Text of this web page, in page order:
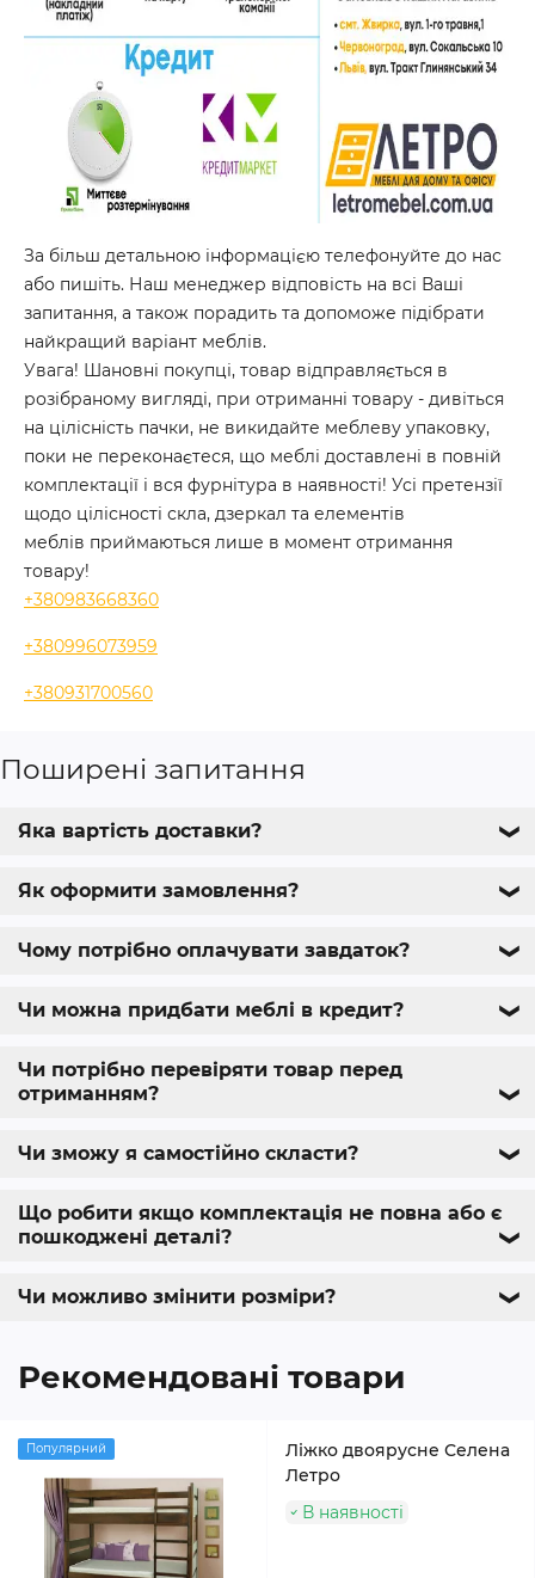
За більш детальною інформацією телефонуйте до нас
або пишіть. Наш менеджер відповість на всі Ваші
запитання, а також порадить та допоможе підібрати
найкращий варіант меблів.
Увага! Шановні покупці, товар відправляється в
розібраному вигляді, при отриманні товару - дивіться
на цілісність пачки, не викидайте меблеву упаковку,
поки не переконаєтеся, що меблі доставлені в повній
комплектації і вся фурнітура в наявності! Усі претензії
щодо цілісності скла, дзеркал та елементів
меблів приймаються лише в момент отримання
товару!
+380983668360
+380996073959
+380931700560
Поширені запитання
Яка вартість доставки? ❯
Як оформити замовлення? ❯
Чому потрібно оплачувати завдаток? ❯
Чи можна придбати меблі в кредит? ❯
Чи потрібно перевіряти товар перед
отриманням?
❯
Чи зможу я самостійно скласти? ❯
Що робити якщо комплектація не повна або є
пошкоджені деталі?
❯
Чи можливо змінити розміри? ❯
Рекомендовані товари
Популярний
Ліжко двоярусне Селена
Летро
В наявності